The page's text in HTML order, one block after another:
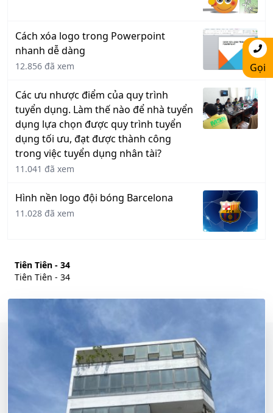
Cách xóa logo trong Powerpoint
nhanh dễ dàng
12.856 đã xem
Các ưu nhược điểm của quy trình
tuyển dụng. Làm thế nào để nhà tuyển
dụng lựa chọn được quy trình tuyển
dụng tối ưu, đạt được thành công
trong việc tuyển dụng nhân tài?
11.041 đã xem
Hình nền logo đội bóng Barcelona
11.028 đã xem
Tiên Tiên - 34
Tiên Tiên - 34
Gọi